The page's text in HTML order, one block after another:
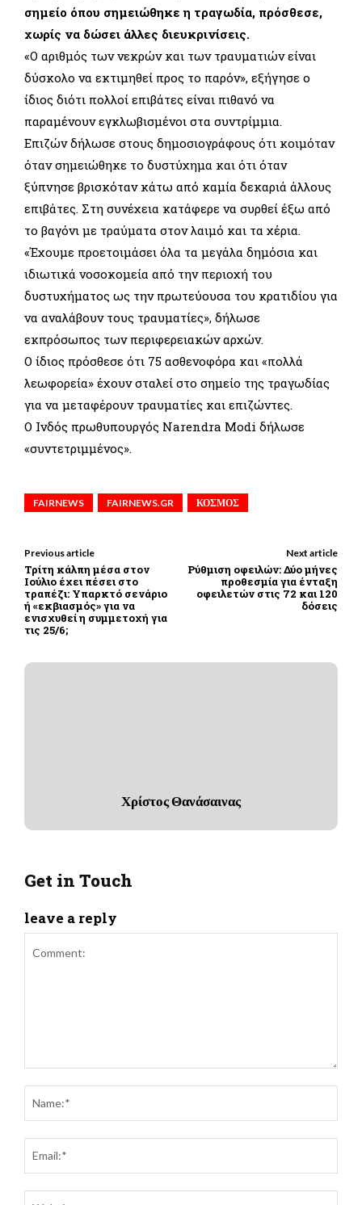
σημείο όπου σημειώθηκε η τραγωδία, πρόσθεσε,
χωρίς να δώσει άλλες διευκρινίσεις.
«Ο αριθμός των νεκρών και των τραυματιών είναι
δύσκολο να εκτιμηθεί προς το παρόν», εξήγησε ο
ίδιος διότι πολλοί επιβάτες είναι πιθανό να
παραμένουν εγκλωβισμένοι στα συντρίμμια.
Επιζών δήλωσε στους δημοσιογράφους ότι κοιμόταν
όταν σημειώθηκε το δυστύχημα και ότι όταν
ξύπνησε βρισκόταν κάτω από καμία δεκαριά άλλους
επιβάτες. Στη συνέχεια κατάφερε να συρθεί έξω από
το βαγόνι με τραύματα στον λαιμό και τα χέρια.
«Έχουμε προετοιμάσει όλα τα μεγάλα δημόσια και
ιδιωτικά νοσοκομεία από την περιοχή του
δυστυχήματος ως την πρωτεύουσα του κρατιδίου για
να αναλάβουν τους τραυματίες», δήλωσε
εκπρόσωπος των περιφερειακών αρχών.
Ο ίδιος πρόσθεσε ότι 75 ασθενοφόρα και «πολλά
λεωφορεία» έχουν σταλεί στο σημείο της τραγωδίας
για να μεταφέρουν τραυματίες και επιζώντες.
Ο Ινδός πρωθυπουργός Narendra Modi δήλωσε
«συντετριμμένος».
FAIRNEWS FAIRNEWS.GR ΚΟΣΜΟΣ
Previous article
Τρίτη κάλπη μέσα στον
Ιούλιο έχει πέσει στο
τραπέζι: Υπαρκτό σενάριο
ή «εκβιασμός» για να
ενισχυθεί η συμμετοχή για
τις 25/6;
Next article
Ρύθμιση οφειλών: Δύο μήνες
προθεσμία για ένταξη
οφειλετών στις 72 και 120
δόσεις
Χρίστος Θανάσαινας
Get in Touch
leave a reply